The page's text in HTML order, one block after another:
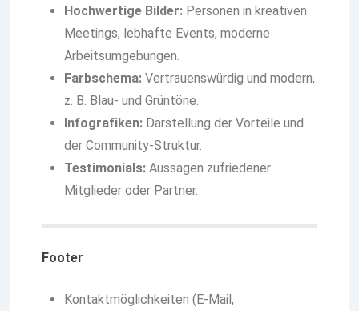
Hochwertige Bilder: Personen in kreativen
Meetings, lebhafte Events, moderne
Arbeitsumgebungen.
Farbschema: Vertrauenswürdig und modern,
z. B. Blau- und Grüntöne.
Infografiken: Darstellung der Vorteile und
der Community-Struktur.
Testimonials: Aussagen zufriedener
Mitglieder oder Partner.
Footer
Kontaktmöglichkeiten (E-Mail,